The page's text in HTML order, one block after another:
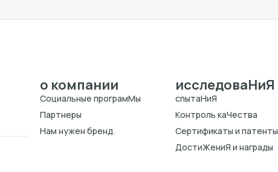
о компании
Cоциальные програмMы
Партнеры
Нам нужен бренд.
исследоваHиЯ
спытаHиЯ
Kонтроль каЧества
Cертификаты и патенты
ДостиЖениЯ и награды